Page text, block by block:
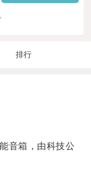
排行
音箱，由科技公